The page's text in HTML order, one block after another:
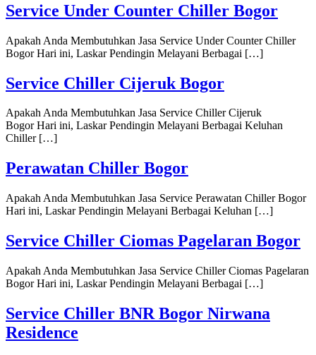
Service Under Counter Chiller Bogor
Apakah Anda Membutuhkan Jasa Service Under Counter Chiller
Bogor Hari ini, Laskar Pendingin Melayani Berbagai […]
Service Chiller Cijeruk Bogor
Apakah Anda Membutuhkan Jasa Service Chiller Cijeruk
Bogor Hari ini, Laskar Pendingin Melayani Berbagai Keluhan
Chiller […]
Perawatan Chiller Bogor
Apakah Anda Membutuhkan Jasa Service Perawatan Chiller Bogor
Hari ini, Laskar Pendingin Melayani Berbagai Keluhan […]
Service Chiller Ciomas Pagelaran Bogor
Apakah Anda Membutuhkan Jasa Service Chiller Ciomas Pagelaran
Bogor Hari ini, Laskar Pendingin Melayani Berbagai […]
Service Chiller BNR Bogor Nirwana
Residence